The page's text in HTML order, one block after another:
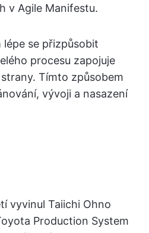
v Agile Manifestu.
se přizpůsobit
procesu zapojuje
Tímto způsobem
vývoji a nasazení
vyvinul Taiichi Ohno
Production System